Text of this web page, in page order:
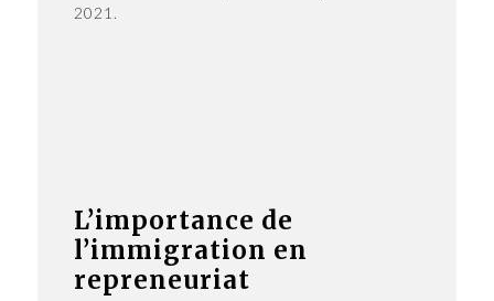
2021.
L’importance de
l’immigration en
repreneuriat